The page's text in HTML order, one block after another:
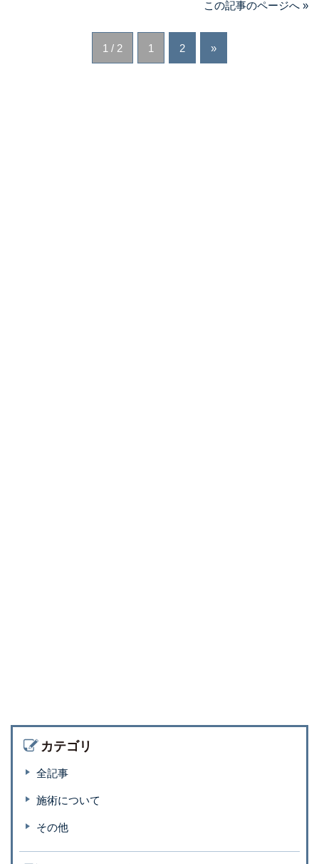
この記事のページへ »
1 / 2 1 2 »
カテゴリ
全記事
施術について
その他